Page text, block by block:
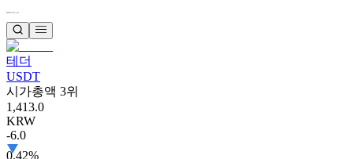
테더
USDT
시가총액 3위
1,413.0
KRW
-6.0
0.42%